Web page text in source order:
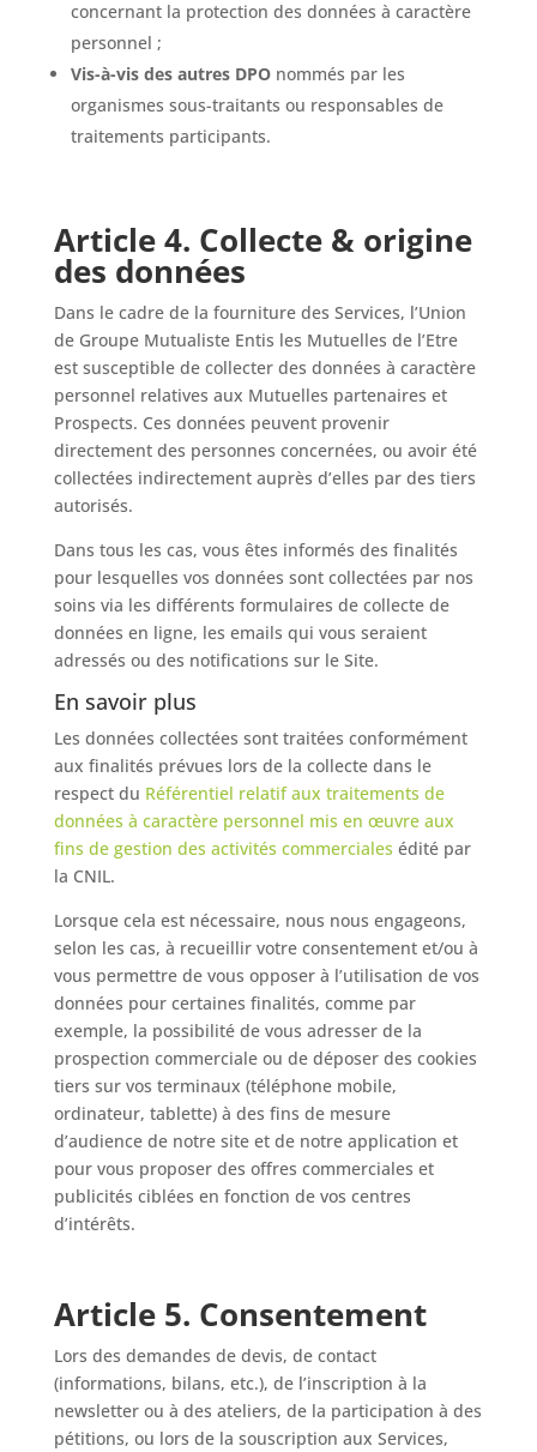
concernant la protection des données à caractère
personnel ;
Vis-à-vis des autres DPOnommés par les
organismes sous-traitants ou responsables de
traitements participants.
Article 4. Collecte & origine
des données
Dans le cadre de la fourniture des Services, l’Union
de Groupe Mutualiste Entis les Mutuelles de l’Etre
est susceptible de collecter des données à caractère
personnel relatives aux Mutuelles partenaires et
Prospects. Ces données peuvent provenir
directement des personnes concernées, ou avoir été
collectées indirectement auprès d’elles par des tiers
autorisés.
Dans tous les cas, vous êtes informés des finalités
pour lesquelles vos données sont collectées par nos
soins via les différents formulaires de collecte de
données en ligne, les emails qui vous seraient
adressés ou des notifications sur le Site.
En savoir plus
Les données collectées sont traitées conformément
aux finalités prévues lors de la collecte dans le
respect du Référentiel relatif aux traitements de
données à caractère personnel mis en œuvre aux
fins de gestion des activités commerciales édité par
la CNIL.
Lorsque cela est nécessaire, nous nous engageons,
selon les cas, à recueillir votre consentement et/ou à
vous permettre de vous opposer à l’utilisation de vos
données pour certaines finalités, comme par
exemple, la possibilité de vous adresser de la
prospection commerciale ou de déposer des cookies
tiers sur vos terminaux (téléphone mobile,
ordinateur, tablette) à des fins de mesure
d’audience de notre site et de notre application et
pour vous proposer des offres commerciales et
publicités ciblées en fonction de vos centres
d’intérêts.
Article 5. Consentement
Lors des demandes de devis, de contact
(informations, bilans, etc.), de l’inscription à la
newsletter ou à des ateliers, de la participation à des
pétitions, ou lors de la souscription aux Services,